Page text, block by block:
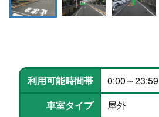
利用可能時間帯
0:00～23:59
車室タイプ
屋外